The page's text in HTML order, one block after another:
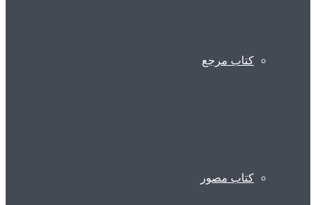
کتاب مرجع
کتاب مصور